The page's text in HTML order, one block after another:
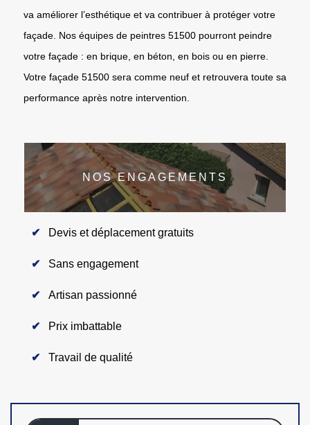
va améliorer l’esthétique et va contribuer à protéger votre
façade. Nos équipes de peintres 51500 pourront peindre
votre façade : en brique, en béton, en bois ou en pierre.
Votre façade 51500 sera comme neuf et retrouvera toute sa
performance après notre intervention.
NOS ENGAGEMENTS
Devis et déplacement gratuits
Sans engagement
Artisan passionné
Prix imbattable
Travail de qualité